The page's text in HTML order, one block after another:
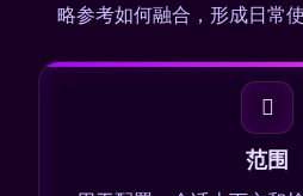
略参考如何融合，形成日常
范围